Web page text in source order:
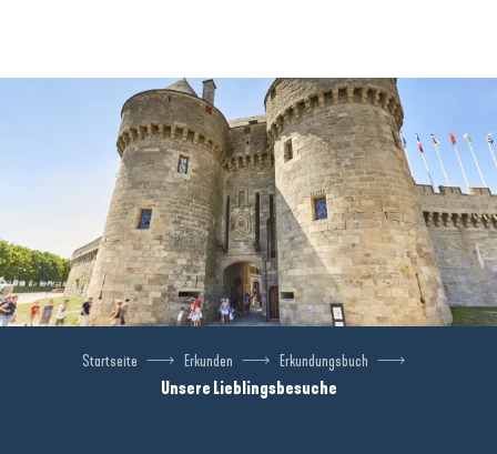
Startseite Erkunden
Erkundungsbuch
Unsere Lieblingsbesuche